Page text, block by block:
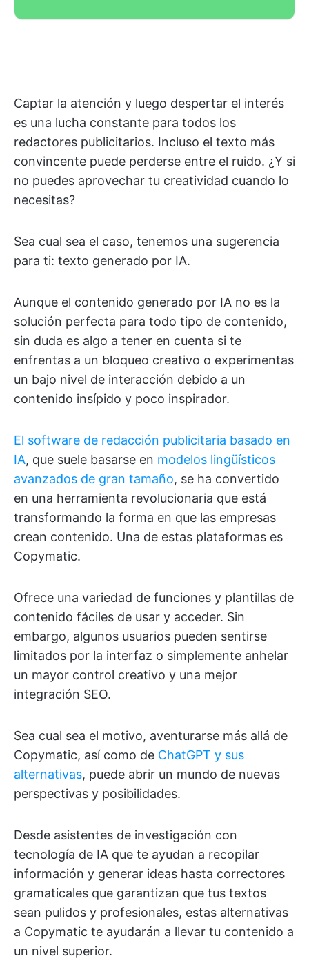
Captar la atención y luego despertar el interés
es una lucha constante para todos los
redactores publicitarios. Incluso el texto más
convincente puede perderse entre el ruido. ¿Y si
no puedes aprovechar tu creatividad cuando lo
necesitas?
Sea cual sea el caso, tenemos una sugerencia
para ti: texto generado por IA.
Aunque el contenido generado por IA no es la
solución perfecta para todo tipo de contenido,
sin duda es algo a tener en cuenta si te
enfrentas a un bloqueo creativo o experimentas
un bajo nivel de interacción debido a un
contenido insípido y poco inspirador.
El software de redacción publicitaria basado en
IA, que suele basarse en modelos lingüísticos
avanzados de gran tamaño, se ha convertido
en una herramienta revolucionaria que está
transformando la forma en que las empresas
crean contenido. Una de estas plataformas es
Copymatic.
Ofrece una variedad de funciones y plantillas de
contenido fáciles de usar y acceder. Sin
embargo, algunos usuarios pueden sentirse
limitados por la interfaz o simplemente anhelar
un mayor control creativo y una mejor
integración SEO.
Sea cual sea el motivo, aventurarse más allá de
Copymatic, así como de ChatGPT y sus
alternativas, puede abrir un mundo de nuevas
perspectivas y posibilidades.
Desde asistentes de investigación con
tecnología de IA que te ayudan a recopilar
información y generar ideas hasta correctores
gramaticales que garantizan que tus textos
sean pulidos y profesionales, estas alternativas
a Copymatic te ayudarán a llevar tu contenido a
un nivel superior.